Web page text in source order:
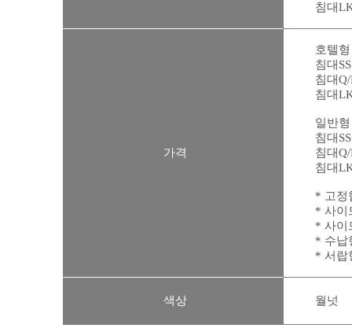
침대
가격
호텔
침대
침대
침대L
일반
침대
침대
침대L
* 고정
* 사이
* 사이
* 수납
* 서랍
색상 월넛